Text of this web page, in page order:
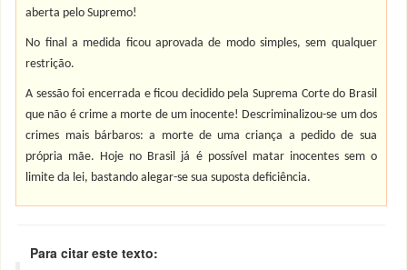
aberta pelo Supremo!
No final a medida ficou aprovada de modo simples, sem qualquer
restrição.
A sessão foi encerrada e ficou decidido pela Suprema Corte do Brasil
que não é crime a morte de um inocente! Descriminalizou-se um dos
crimes mais bárbaros: a morte de uma criança a pedido de sua
própria mãe. Hoje no Brasil já é possível matar inocentes sem o
limite da lei, bastando alegar-se sua suposta deficiência.
Para citar este texto: